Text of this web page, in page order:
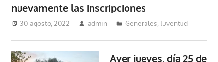
nuevamente las inscripciones
30 agosto, 2022 admin Generales, Juventud
Ayer jueves, día 25 de